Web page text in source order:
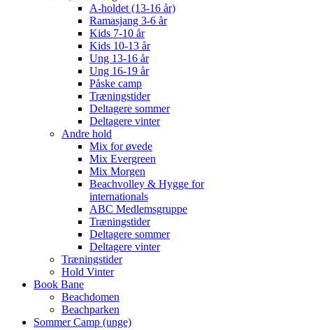
A-holdet (13-16 år)
Ramasjang 3-6 år
Kids 7-10 år
Kids 10-13 år
Ung 13-16 år
Ung 16-19 år
Påske camp
Træningstider
Deltagere sommer
Deltagere vinter
Andre hold
Mix for øvede
Mix Evergreen
Mix Morgen
Beachvolley & Hygge for
internationals
ABC Medlemsgruppe
Træningstider
Deltagere sommer
Deltagere vinter
Træningstider
Hold Vinter
Book Bane
Beachdomen
Beachparken
Sommer Camp (unge)